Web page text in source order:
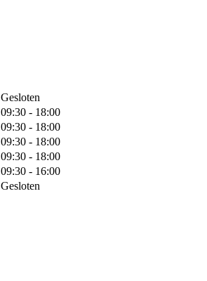
Gesloten
09:30 - 18:00
09:30 - 18:00
09:30 - 18:00
09:30 - 18:00
09:30 - 16:00
Gesloten